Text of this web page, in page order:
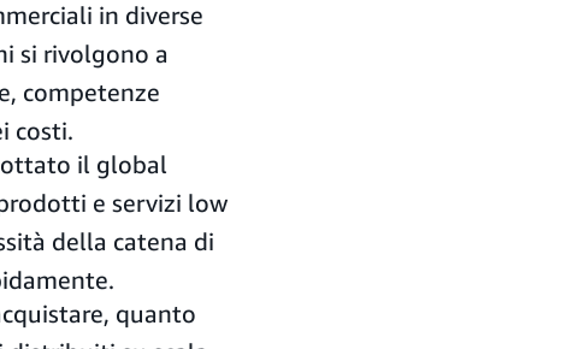
in diverse
si rivolgono a
competenze
costi.
il global
e servizi low
della catena di
quanto